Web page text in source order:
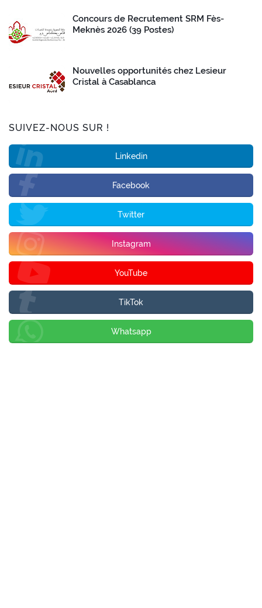
Concours de Recrutement SRM Fès-
Meknès 2026 (39 Postes)
Nouvelles opportunités chez Lesieur
Cristal à Casablanca
SUIVEZ-NOUS SUR !
Linkedin
Facebook
Twitter
Instagram
YouTube
TikTok
Whatsapp